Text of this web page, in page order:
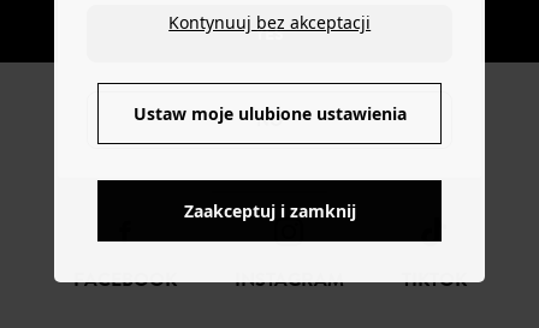
YES
NO
ŚLEDŹ NAS
FACEBOOK INSTAGRAM TIKTOK
Kontynuuj bez akceptacji
Ustaw moje ulubione ustawienia
Zaakceptuj i zamknij